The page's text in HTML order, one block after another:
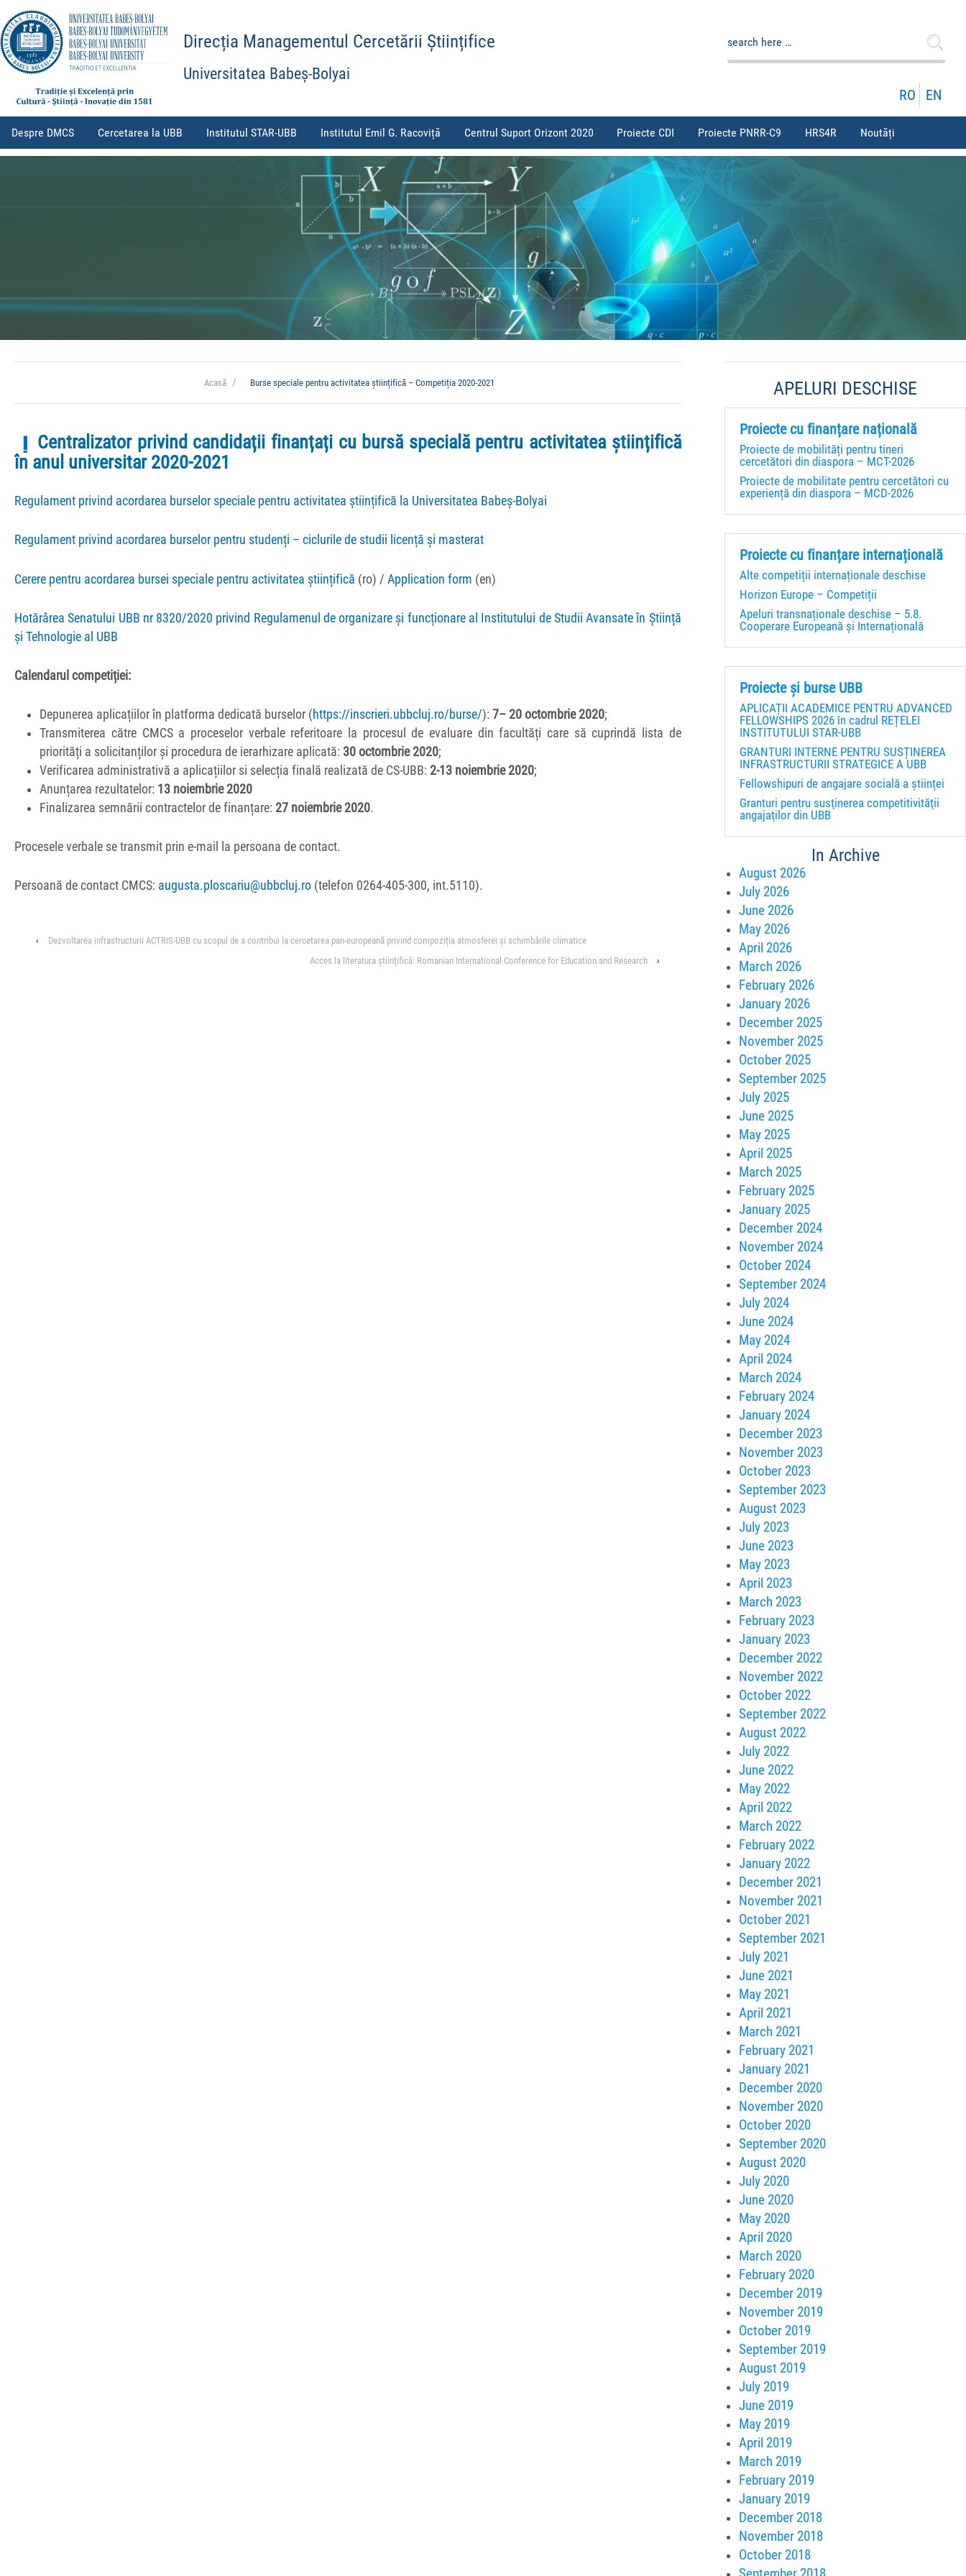
Direcția Managementul Cercetării Științifice
Universitatea Babeș-Bolyai
RO EN
Despre DMCS Cercetarea la UBB Institutul STAR-UBB Institutul Emil G. Racoviță Centrul Suport Orizont 2020 Proiecte CDI Proiecte PNRR-C9 HRS4R Noutăți
Acasă Burse speciale pentru activitatea științifică – Competiția 2020-2021
Centralizator privind candidații finanțați cu bursă specială pentru activitatea științifică
în anul universitar 2020-2021
Regulament privind acordarea burselor speciale pentru activitatea științifică la Universitatea Babeș-Bolyai
Regulament privind acordarea burselor pentru studenți – ciclurile de studii licență și masterat
Cerere pentru acordarea bursei speciale pentru activitatea științifică (ro) / Application form (en)
Hotărârea Senatului UBB nr 8320/2020 privind Regulamenul de organizare și funcționare al Institutului de Studii Avansate în Știință
și Tehnologie al UBB
Calendarul competiției:
Depunerea aplicațiilor în platforma dedicată burselor (https://inscrieri.ubbcluj.ro/burse/):7– 20 octombrie 2020;
Transmiterea către CMCS a proceselor verbale referitoare la procesul de evaluare din facultăți care să cuprindă lista de
priorități a solicitanților și procedura de ierarhizare aplicată: 30 octombrie 2020;
Verificarea administrativă a aplicațiilor si selecția finală realizată de CS-UBB: 2-13 noiembrie 2020;
Anunțarea rezultatelor: 13 noiembrie 2020
Finalizarea semnării contractelor de finanțare: 27 noiembrie 2020.
Procesele verbale se transmit prin e-mail la persoana de contact.
Persoană de contact CMCS: augusta.ploscariu@ubbcluj.ro (telefon 0264-405-300, int.5110).
‹
Dezvoltarea infrastructurii ACTRIS-UBB cu scopul de a contribui la cercetarea pan-europeană privind compoziția atmosferei și schimbările climatice
Acces la literatura științifică: Romanian International Conference for Education and Research
›
APELURI DESCHISE
Proiecte cu finanțare națională
Proiecte de mobilități pentru tineri
cercetători din diaspora – MCT-2026
Proiecte de mobilitate pentru cercetători cu
experiență din diaspora – MCD-2026
Proiecte cu finanțare internațională
Alte competiții internaționale deschise
Horizon Europe – Competiții
Apeluri transnaționale deschise – 5.8.
Cooperare Europeană și Internațională
Proiecte și burse UBB
APLICAȚII ACADEMICE PENTRU ADVANCED
FELLOWSHIPS 2026 în cadrul REȚELEI
INSTITUTULUI STAR-UBB
GRANTURI INTERNE PENTRU SUSȚINEREA
INFRASTRUCTURII STRATEGICE A UBB
Fellowshipuri de angajare socială a științei
Granturi pentru susţinerea competitivităţii
angajaţilor din UBB
In Archive
August 2026
July 2026
June 2026
May 2026
April 2026
March 2026
February 2026
January 2026
December 2025
November 2025
October 2025
September 2025
July 2025
June 2025
May 2025
April 2025
March 2025
February 2025
January 2025
December 2024
November 2024
October 2024
September 2024
July 2024
June 2024
May 2024
April 2024
March 2024
February 2024
January 2024
December 2023
November 2023
October 2023
September 2023
August 2023
July 2023
June 2023
May 2023
April 2023
March 2023
February 2023
January 2023
December 2022
November 2022
October 2022
September 2022
August 2022
July 2022
June 2022
May 2022
April 2022
March 2022
February 2022
January 2022
December 2021
November 2021
October 2021
September 2021
July 2021
June 2021
May 2021
April 2021
March 2021
February 2021
January 2021
December 2020
November 2020
October 2020
September 2020
August 2020
July 2020
June 2020
May 2020
April 2020
March 2020
February 2020
December 2019
November 2019
October 2019
September 2019
August 2019
July 2019
June 2019
May 2019
April 2019
March 2019
February 2019
January 2019
December 2018
November 2018
October 2018